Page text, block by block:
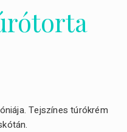
Tejszínes túrókrém